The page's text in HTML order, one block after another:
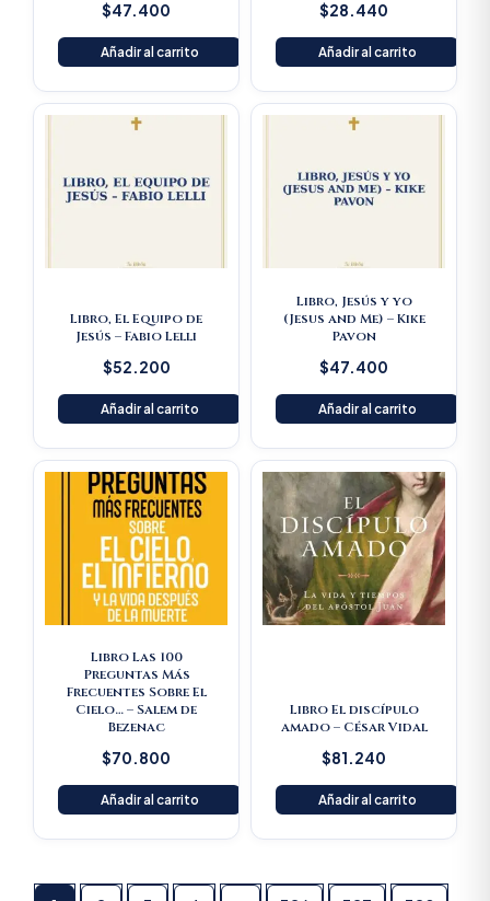
$47.400
Añadir al carrito
$28.440
Añadir al carrito
Libro, El Equipo de
Jesús – Fabio Lelli
$52.200
Añadir al carrito
Libro, Jesús y yo
(Jesus and Me) – Kike
Pavon
$47.400
Añadir al carrito
Libro Las 100
Preguntas Más
Frecuentes Sobre El
Cielo… – Salem de
Bezenac
$70.800
Añadir al carrito
Libro El discípulo
amado – César Vidal
$81.240
Añadir al carrito